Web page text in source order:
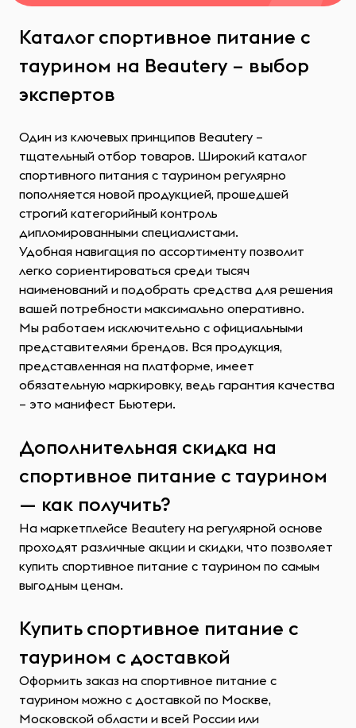
Каталог спортивное питание с
таурином на Beautery – выбор
экспертов
Один из ключевых принципов Beautery –
тщательный отбор товаров. Широкий каталог
спортивного питания с таурином регулярно
пополняется новой продукцией, прошедшей
строгий категорийный контроль
дипломированными специалистами.
Удобная навигация по ассортименту позволит
легко сориентироваться среди тысяч
наименований и подобрать средства для решения
вашей потребности максимально оперативно.
Мы работаем исключительно с официальными
представителями брендов. Вся продукция,
представленная на платформе, имеет
обязательную маркировку, ведь гарантия качества
– это манифест Бьютери.
Дополнительная скидка на
спортивное питание с таурином
— как получить?
На маркетплейсе Beautery на регулярной основе
проходят различные акции и скидки, что позволяет
купить спортивное питание с таурином по самым
выгодным ценам.
Купить спортивное питание с
таурином с доставкой
Оформить заказ на спортивное питание с
таурином можно с доставкой по Москве,
Московской области и всей России или